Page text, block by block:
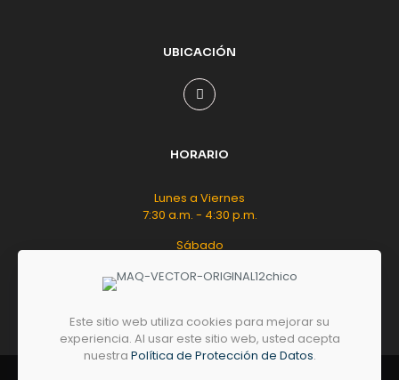
UBICACIÓN
HORARIO
Lunes a Viernes
7:30 a.m. - 4:30 p.m.
Sábado
Este sitio web utiliza cookies para mejorar su
experiencia. Al usar este sitio web, usted acepta
nuestra Política de Protección de Datos.